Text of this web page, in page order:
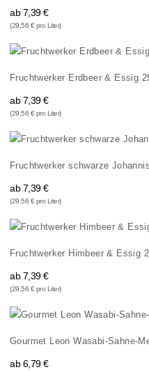
ab7,39 €
(29,56 € pro Liter)
Fruchtwerker Erdbeer & Essig
ab7,39 €
(29,56 € pro Liter)
Fruchtwerker schwarze
ab7,39 €
(29,56 € pro Liter)
Fruchtwerker Himbeer & Essig
ab7,39 €
(29,56 € pro Liter)
Gourmet Leon Wasabi-Sahne-
ab6,79 €